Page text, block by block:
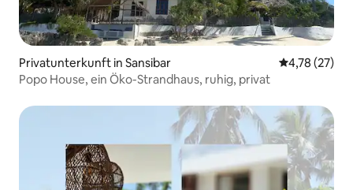
Privatunterkunft in Sansibar
4,78 (27)
Popo House, ein Öko-Strandhaus, ruhig, privat